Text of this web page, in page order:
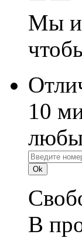
Мы
10
В